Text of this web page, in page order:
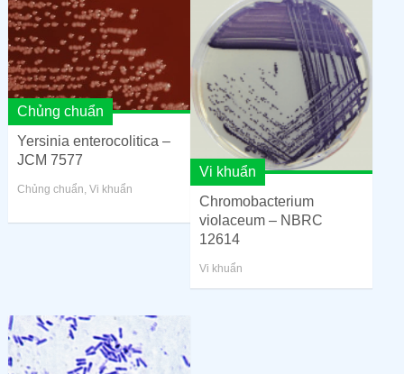
Chủng chuẩn
Yersinia enterocolitica –
JCM 7577
Chủng chuẩn, Vi khuẩn
Vi khuẩn
Chromobacterium
violaceum – NBRC
12614
Vi khuẩn